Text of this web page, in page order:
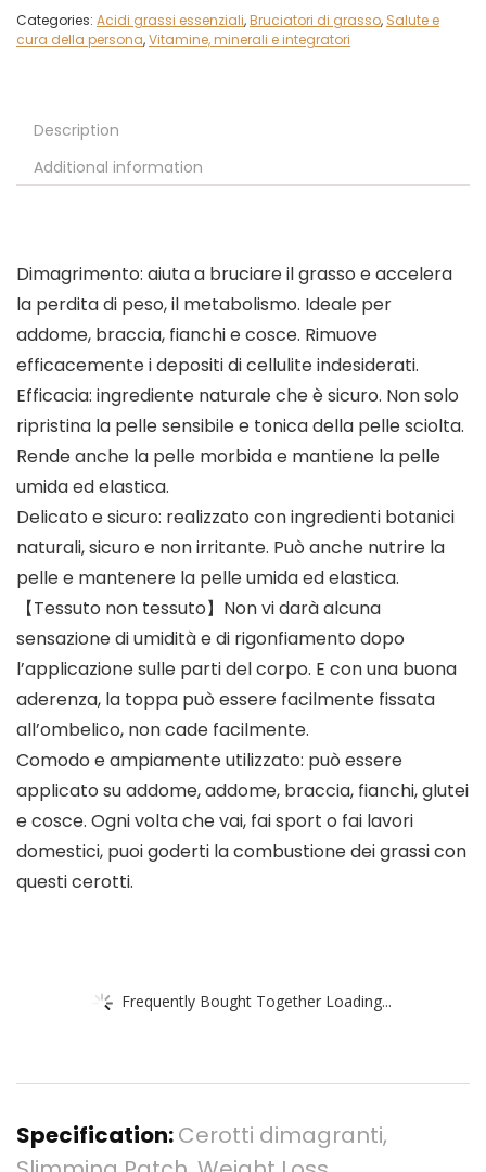
Categories: Acidi grassi essenziali,Bruciatori di grasso, Salute e
cura della persona,Vitamine, minerali e integratori
Description
Additional information
Dimagrimento: aiuta a bruciare il grasso e accelera
la perdita di peso, il metabolismo. Ideale per
addome, braccia, fianchi e cosce. Rimuove
efficacemente i depositi di cellulite indesiderati.
Efficacia: ingrediente naturale che è sicuro. Non solo
ripristina la pelle sensibile e tonica della pelle sciolta.
Rende anche la pelle morbida e mantiene la pelle
umida ed elastica.
Delicato e sicuro: realizzato con ingredienti botanici
naturali, sicuro e non irritante. Può anche nutrire la
pelle e mantenere la pelle umida ed elastica.
【Tessuto non tessuto】Non vi darà alcuna
sensazione di umidità e di rigonfiamento dopo
l’applicazione sulle parti del corpo. E con una buona
aderenza, la toppa può essere facilmente fissata
all’ombelico, non cade facilmente.
Comodo e ampiamente utilizzato: può essere
applicato su addome, addome, braccia, fianchi, glutei
e cosce. Ogni volta che vai, fai sport o fai lavori
domestici, puoi goderti la combustione dei grassi con
questi cerotti.
Frequently Bought Together Loading...
Specification:Cerotti dimagranti,